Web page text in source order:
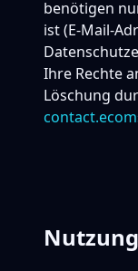
benötigen
ist (E-Mail-
Ihre Rechte
Löschung